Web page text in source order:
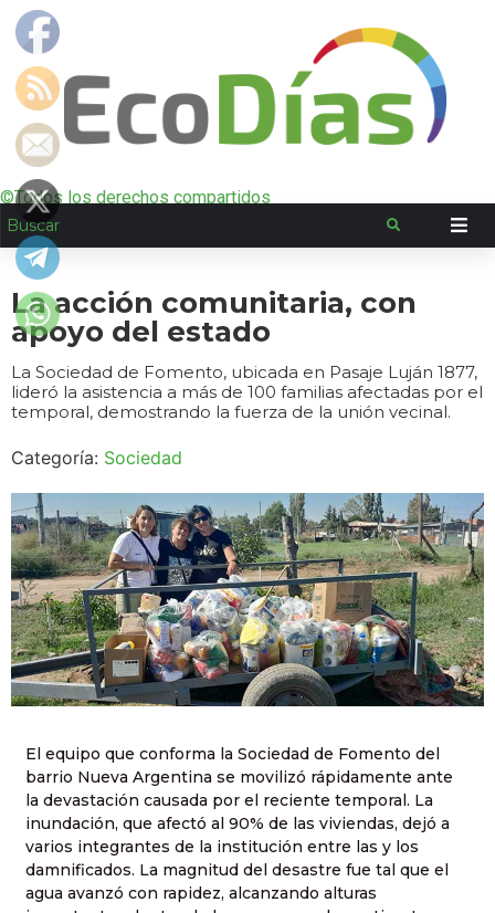
©Todos los derechos compartidos
La acción comunitaria, con
apoyo del estado
La Sociedad de Fomento, ubicada en Pasaje Luján 1877,
lideró la asistencia a más de 100 familias afectadas por el
temporal, demostrando la fuerza de la unión vecinal.
Categoría: Sociedad
El equipo que conforma la Sociedad de Fomento del
barrio Nueva Argentina se movilizó rápidamente ante
la devastación causada por el reciente temporal. La
inundación, que afectó al 90% de las viviendas, dejó a
varios integrantes de la institución entre las y los
damnificados. La magnitud del desastre fue tal que el
agua avanzó con rapidez, alcanzando alturas